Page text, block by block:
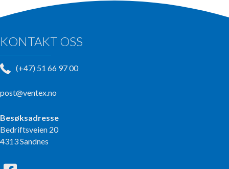
KONTAKT OSS
(+47) 51 66 97 00
post@ventex.no
Besøksadresse
Bedriftsveien 20
4313 Sandnes